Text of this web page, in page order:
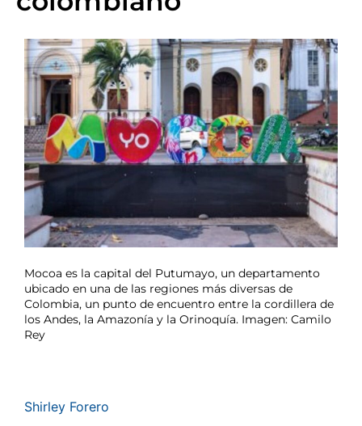
Mocoa es la capital del Putumayo, un departamento
ubicado en una de las regiones más diversas de
Colombia, un punto de encuentro entre la cordillera de
los Andes, la Amazonía y la Orinoquía. Imagen: Camilo
Rey
Shirley Forero